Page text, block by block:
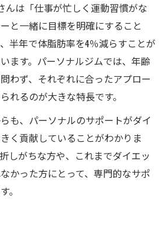
んは「仕事が忙しく運動習慣がな
と一緒に目標を明確にすること
半年で体脂肪率を4％減らすことが
ます。パーソナルジムでは、年齢
わず、それぞれに合ったアプロー
れるのが大きな特長です。
も、パーソナルのサポートがダイ
く貢献していることがわかりま
しがちな方や、これまでダイエッ
かった方にとって、専門的なサポ
。